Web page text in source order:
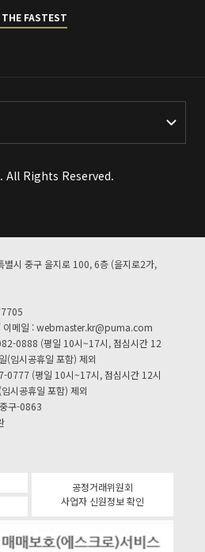
FASTEST
All Rights Reserved.
별시 중구 을지로 100, 6층 (을지로2가,
메일 :webmaster.kr@puma.com
0888 (평일 10시~17시, 점심시간 12
(임시공휴일 포함) 제외
0777 (평일 10시~17시, 점심시간 12시
시공휴일 포함) 제외
구-0863
공정거래위원회
사업자 신원정보 확인